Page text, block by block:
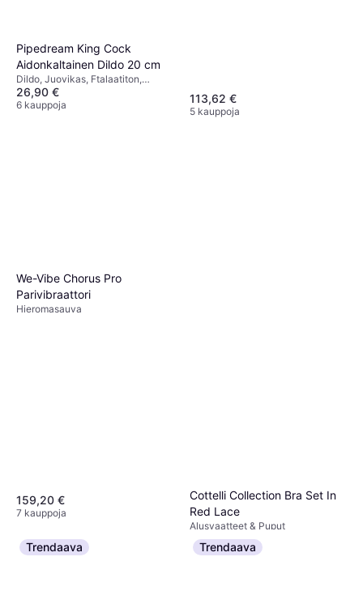
Pipedream King Cock
Aidonkaltainen Dildo 20 cm
Dildo, Juovikas, Ftalaatiton,
Vedenpitävä, Imukuppi,
Realistinen
26,90 €
6 kauppoja 113,62 €
5 kauppoja
We-Vibe Chorus Pro
Parivibraattori
Hieromasauva
159,20 €
7 kauppoja
Cottelli Collection Bra Set In
Red Lace
Alusvaatteet & Puput
18,14 €
2 kauppoja
Trendaava Trendaava